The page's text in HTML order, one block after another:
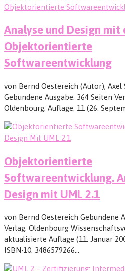
Analyse und Design mit
Objektorientierte
Softwareentwicklung
von Bernd Oestereich (Autor),
Gebundene Ausgabe: 364 Seiten
Oldenbourg; Auflage: 11 (26.
Objektorientierte
Softwareentwicklung.
Design mit UML 2.1
von Bernd Oestereich Gebundene
Verlag: Oldenbourg
aktualisierte Auflage (11. Januar
ISBN-10: 3486579266…